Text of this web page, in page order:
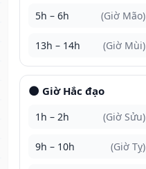
5h – 6h (Giờ Mão)
13h – 14h (Giờ Mùi)
🌑 Giờ Hắc đạo
1h – 2h (Giờ Sửu)
9h – 10h (Giờ Tỵ)